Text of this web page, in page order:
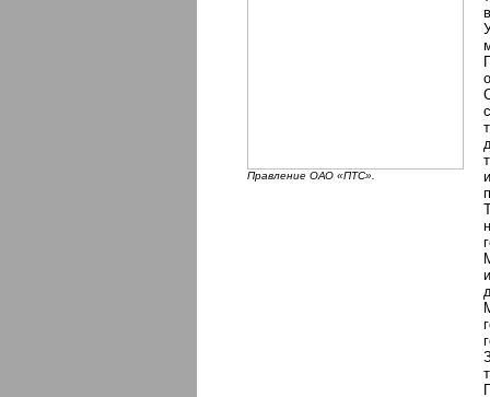
Правление ОАО «ПТС».